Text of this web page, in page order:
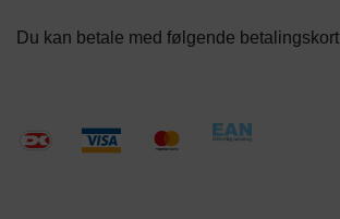
Du kan betale med følgende betalingskort